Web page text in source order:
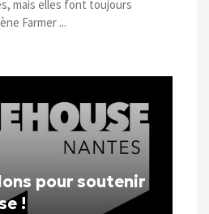
mais elles font toujours
Farmer ...
pour soutenir
!